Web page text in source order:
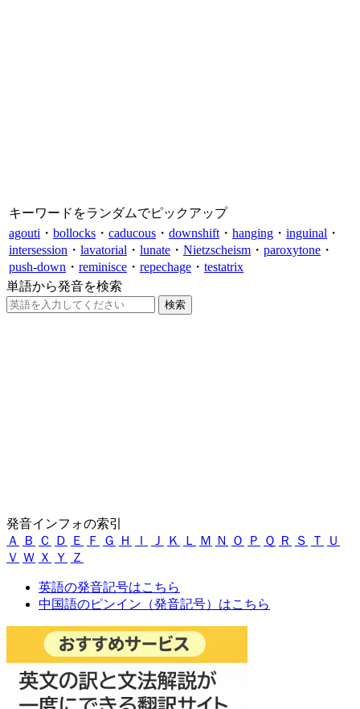
キーワードをランダムでピックアップ
agouti ・ bollocks ・ caducous ・ downshift ・ hanging ・ inguinal ・
intersession ・ lavatorial ・ lunate ・ Nietzscheism ・ paroxytone ・
push-down ・ reminisce ・ repechage ・ testatrix
単語から発音を検索
発音インフォの索引
Ａ
Ｂ Ｃ Ｄ Ｅ Ｆ Ｇ Ｈ Ｉ Ｊ Ｋ Ｌ Ｍ Ｎ Ｏ Ｐ Ｑ Ｒ Ｓ Ｔ
Ｕ
Ｖ Ｗ Ｘ Ｙ Ｚ
英語の発音記号はこちら
中国語のピンイン（発音記号）はこちら